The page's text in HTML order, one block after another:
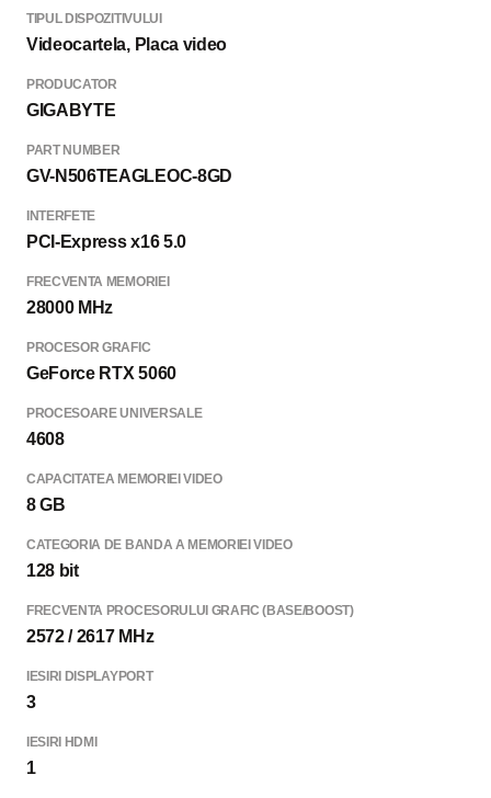
TIPUL DISPOZITIVULUI
Videocartela, Placa video
PRODUCATOR
GIGABYTE
PART NUMBER
GV-N506TEAGLEOC-8GD
INTERFETE
PCI-Express x16 5.0
FRECVENTA MEMORIEI
28000 MHz
PROCESOR GRAFIC
GeForce RTX 5060
PROCESOARE UNIVERSALE
4608
CAPACITATEA MEMORIEI VIDEO
8 GB
CATEGORIA DE BANDA A MEMORIEI VIDEO
128 bit
FRECVENTA PROCESORULUI GRAFIC (BASE/BOOST)
2572 / 2617 MHz
IESIRI DISPLAYPORT
3
IESIRI HDMI
1